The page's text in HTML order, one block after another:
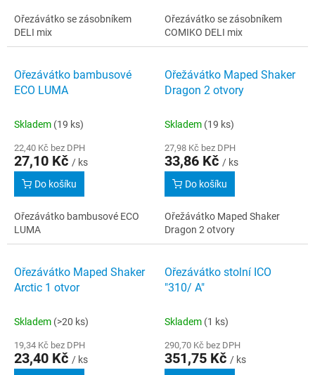
Ořezávátko se zásobníkem
DELI mix
Ořezávátko se zásobníkem
COMIKO DELI mix
Ořezávátko bambusové
ECO LUMA
Skladem (19 ks)
22,40 Kč bez DPH
27,10 Kč / ks
Do košíku
Ořezávátko bambusové ECO
LUMA
Ořežávátko Maped Shaker
Dragon 2 otvory
Skladem (19 ks)
27,98 Kč bez DPH
33,86 Kč / ks
Do košíku
Ořežávátko Maped Shaker
Dragon 2 otvory
Ořezávátko Maped Shaker
Arctic 1 otvor
Skladem (>20 ks)
19,34 Kč bez DPH
23,40 Kč / ks
Ořezávátko stolní ICO
"310/ A"
Skladem (1 ks)
290,70 Kč bez DPH
351,75 Kč / ks